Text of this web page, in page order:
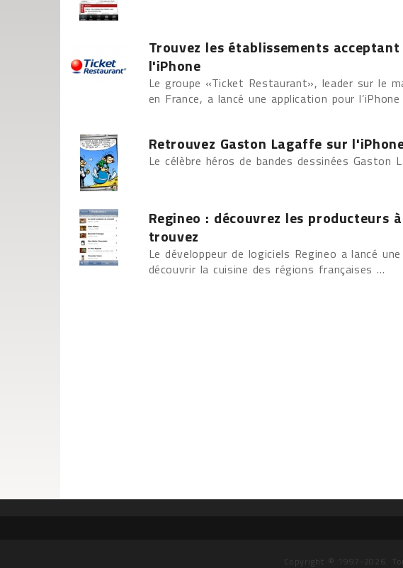
Trouvez les établissements
l'iPhone
Le groupe «Ticket Restaurant», leader sur le
en France, a lancé une application pour l’iPhone
Retrouvez Gaston Lagaffe sur
Le célèbre héros de bandes dessinées Gaston
Regineo : découvrez les producteurs
trouvez
Le développeur de logiciels Regineo a lancé
découvrir la cuisine des régions françaises ...
Copyright © 1997-2026.